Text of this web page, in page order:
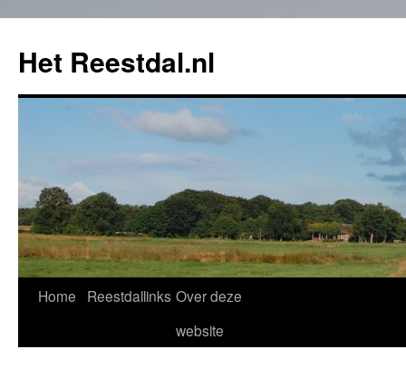
Het Reestdal.nl
Skip
Home Reestdallinks Over deze
website